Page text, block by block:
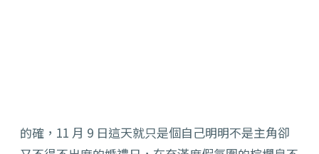
的確，11 月 9 日這天就只是個自己明明不是主角卻